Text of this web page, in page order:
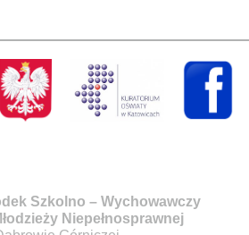
Szkolno – Wychowawczy
Niepełnosprawnej